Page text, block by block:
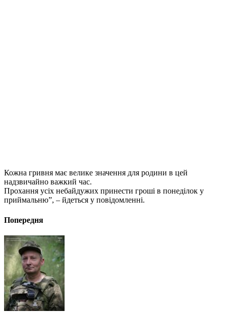
Кожна гривня має велике значення для родини в цей
надзвичайно важкий час.
Прохання усіх небайдужих принести гроші в понеділок у
приймальню”, – йдеться у повідомленні.
Попередня